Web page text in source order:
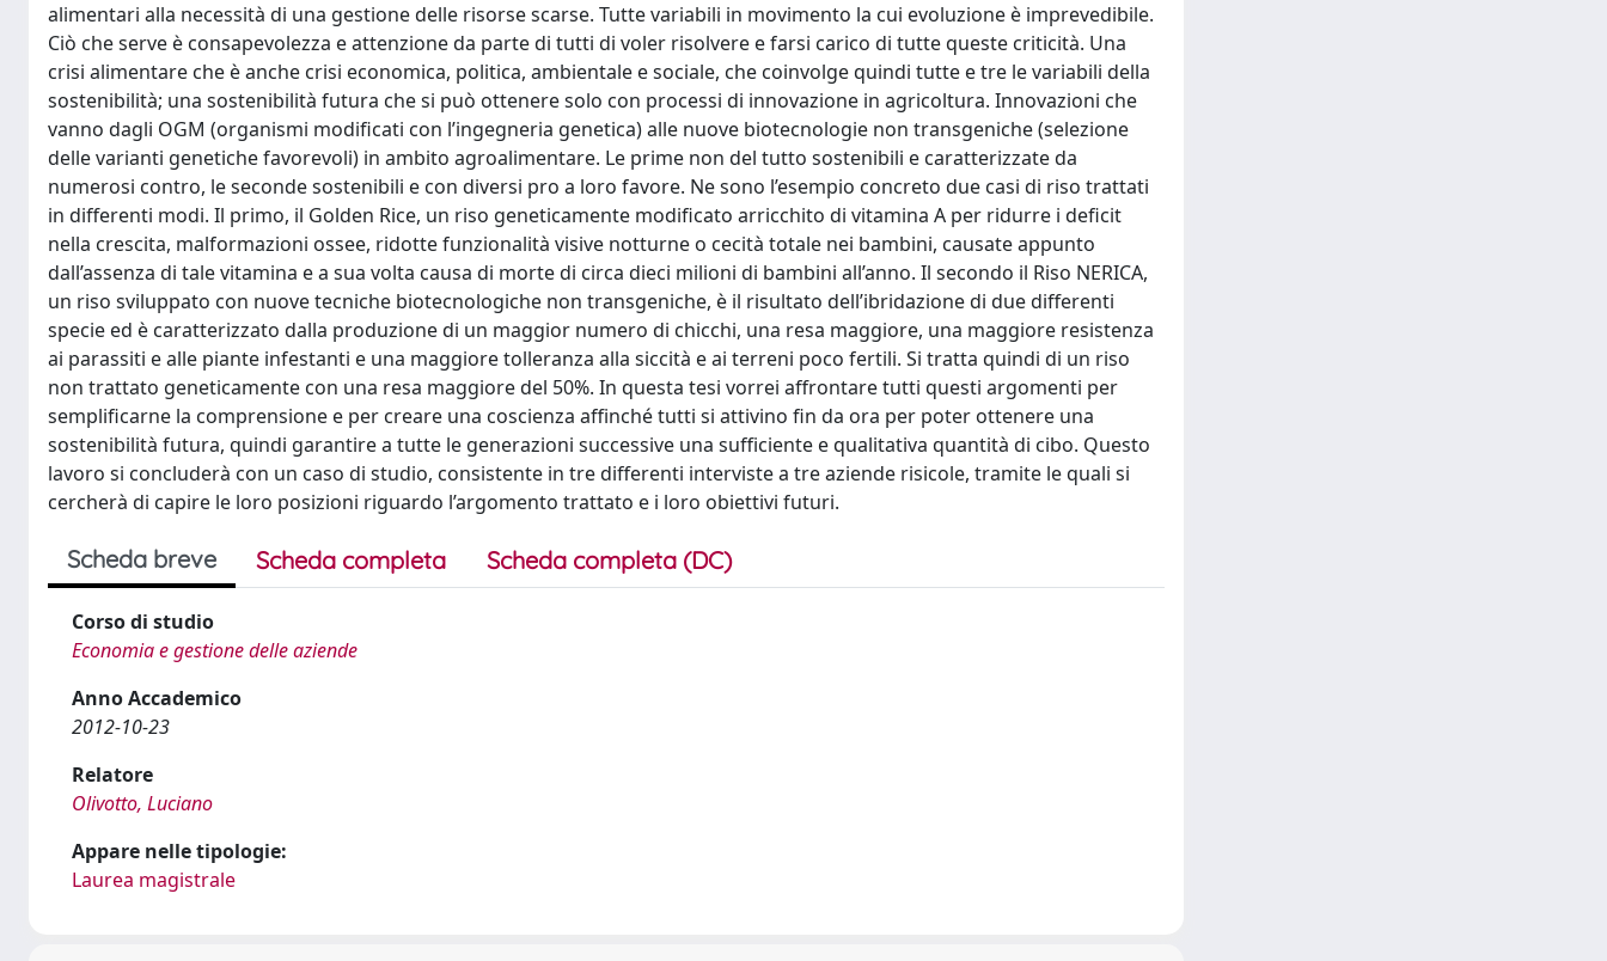
alimentari alla necessità di una gestione delle risorse scarse. Tutte variabili in movimento la cui evoluzione è imprevedibile.
Ciò che serve è consapevolezza e attenzione da parte di tutti di voler risolvere e farsi carico di tutte queste criticità. Una
crisi alimentare che è anche crisi economica, politica, ambientale e sociale, che coinvolge quindi tutte e tre le variabili della
sostenibilità; una sostenibilità futura che si può ottenere solo con processi di innovazione in agricoltura. Innovazioni che
vanno dagli OGM (organismi modificati con l’ingegneria genetica) alle nuove biotecnologie non transgeniche (selezione
delle varianti genetiche favorevoli) in ambito agroalimentare. Le prime non del tutto sostenibili e caratterizzate da
numerosi contro, le seconde sostenibili e con diversi pro a loro favore. Ne sono l’esempio concreto due casi di riso trattati
in differenti modi. Il primo, il Golden Rice, un riso geneticamente modificato arricchito di vitamina A per ridurre i deficit
nella crescita, malformazioni ossee, ridotte funzionalità visive notturne o cecità totale nei bambini, causate appunto
dall’assenza di tale vitamina e a sua volta causa di morte di circa dieci milioni di bambini all’anno. Il secondo il Riso NERICA,
un riso sviluppato con nuove tecniche biotecnologiche non transgeniche, è il risultato dell’ibridazione di due differenti
specie ed è caratterizzato dalla produzione di un maggior numero di chicchi, una resa maggiore, una maggiore resistenza
ai parassiti e alle piante infestanti e una maggiore tolleranza alla siccità e ai terreni poco fertili. Si tratta quindi di un riso
non trattato geneticamente con una resa maggiore del 50%. In questa tesi vorrei affrontare tutti questi argomenti per
semplificarne la comprensione e per creare una coscienza affinché tutti si attivino fin da ora per poter ottenere una
sostenibilità futura, quindi garantire a tutte le generazioni successive una sufficiente e qualitativa quantità di cibo. Questo
lavoro si concluderà con un caso di studio, consistente in tre differenti interviste a tre aziende risicole, tramite le quali si
cercherà di capire le loro posizioni riguardo l’argomento trattato e i loro obiettivi futuri.
Scheda breve Scheda completa Scheda completa (DC)
Corso di studio
Economia e gestione delle aziende
Anno Accademico
2012-10-23
Relatore
Olivotto, Luciano
Appare nelle tipologie:
Laurea magistrale